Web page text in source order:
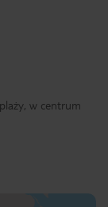
w centrum